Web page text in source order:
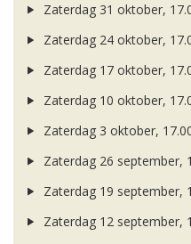
Zaterdag 31 oktober,
Zaterdag 24 oktober,
Zaterdag 17 oktober,
Zaterdag 10 oktober,
Zaterdag 3 oktober,
Zaterdag 26 september,
Zaterdag 19 september,
Zaterdag 12 september,